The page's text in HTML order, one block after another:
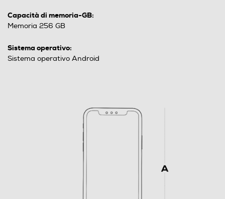
Capacità di memoria-GB:
Memoria 256 GB
Sistema operativo:
Sistema operativo Android